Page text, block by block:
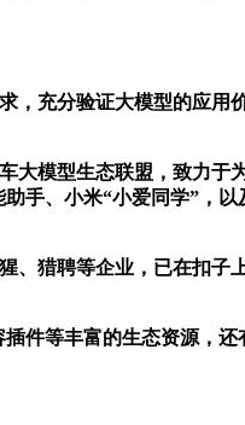
充分验证大模型的应用
模型生态联盟，致力于
手、小米“小爱同学”，
猎聘等企业，已在扣子
件等丰富的生态资源，还